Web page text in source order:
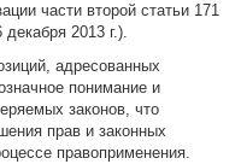
части второй статьи 171
2013 г.).
адресованных
понимание и
законов, что
прав и законных
правоприменения.